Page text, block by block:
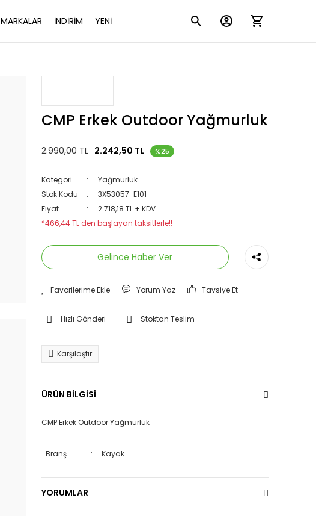
MARKALAR İNDİRİM YENİ
CMP Erkek Outdoor Yağmurluk
2.990,00 TL 2.242,50 TL %25
Kategori
Yağmurluk
Stok Kodu
3X53057-E101
Fiyat
2.718,18 TL + KDV
*466,44 TL den başlayan taksitlerle!!
Gelince Haber Ver
Yorum Yaz Tavsiye Et
Hızlı Gönderi Stoktan Teslim
Karşılaştır
ÜRÜN BİLGİSİ
CMP Erkek Outdoor Yağmurluk
Branş : Kayak
YORUMLAR